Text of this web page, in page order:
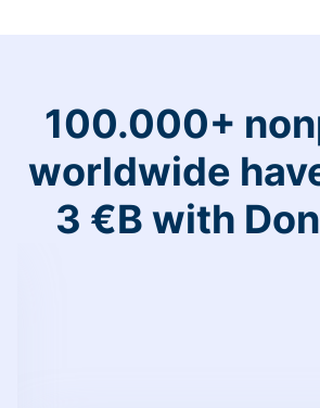
100.000+
worldwide
3 €B with